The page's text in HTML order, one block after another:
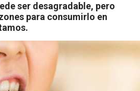
ser desagradable, pero
para consumirlo en